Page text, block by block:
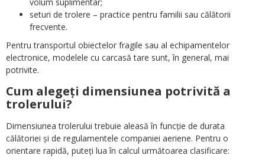
seturi de trolere – practice pentru familii sau călătorii
frecvente.
Pentru transportul obiectelor fragile sau al echipamentelor
electronice, modelele cu carcasă tare sunt, în general, mai
potrivite.
Cum alegeți dimensiunea potrivită a
trolerului?
Dimensiunea trolerului trebuie aleasă în funcție de durata
călătoriei și de regulamentele companiei aeriene. Pentru o
orientare rapidă, puteți lua în calcul următoarea clasificare: